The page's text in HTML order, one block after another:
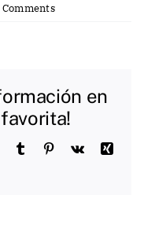
Comments
en
Tumblr Pinterest
Vk
Xing